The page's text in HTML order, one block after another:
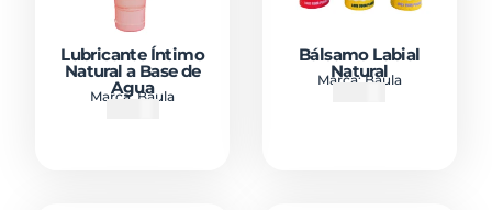
Lubricante Íntimo
Natural a Base de
Agua
Marca:Baula
Bálsamo Labial
Natural
Marca:Baula